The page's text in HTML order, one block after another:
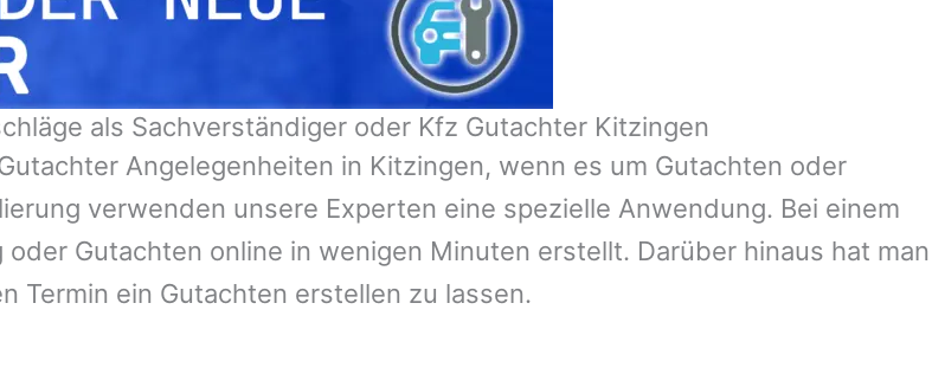
als Sachverständiger oder Kfz Gutachter Kitzingen
Angelegenheiten in Kitzingen, wenn es um Gutachten oder
verwenden unsere Experten eine spezielle Anwendung. Bei einem
Gutachten online in wenigen Minuten erstellt. Darüber hinaus hat man
Termin ein Gutachten erstellen zu lassen.